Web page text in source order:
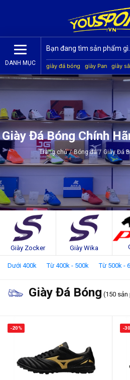
DANH MỤC giày đá bóng giày Pan giày
Jogarbola
giày Mitre giày
Giày Đá Bóng Chính
Trang chủ / Bóng đá / Giày Đá
Giày Zocker Giày Wika
Dưới 400k Từ 400k - 500k Từ 500k -
Giày Đá Bóng (150 sản
-20% -